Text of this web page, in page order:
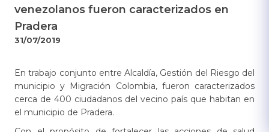
venezolanos fueron caracterizados en
Pradera
31/07/2019
En trabajo conjunto entre Alcaldía, Gestión del Riesgo del
municipio y Migración Colombia, fueron caracterizados
cerca de 400 ciudadanos del vecino país que habitan en
el municipio de Pradera.